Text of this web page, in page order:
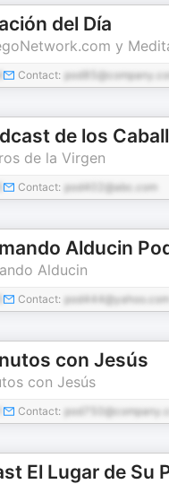
del Día
y
Contact:
de la Virgen
Contact: pod402@abc.com
Alducin
Alducin
Contact: pod444@yahoo.com
con Jesús
con Jesús
Contact:
El Lugar de Su